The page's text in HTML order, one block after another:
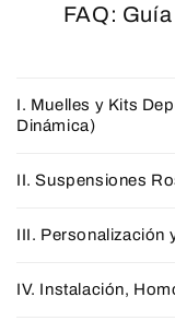
FAQ:
I. Muelles y Kits
Dinámica)
II. Suspensiones
III. Personalización
IV. Instalación,